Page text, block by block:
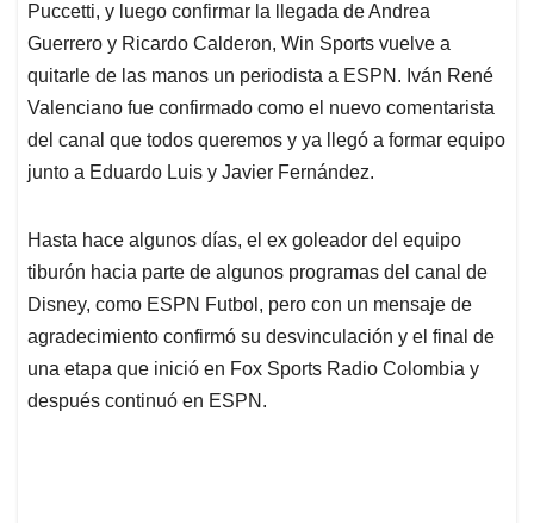
A
p
p
o
o
k
d
I
n
d
s
Puccetti, y luego confirmar la llegada de Andrea
Guerrero y Ricardo Calderon, Win Sports vuelve a
quitarle de las manos un periodista a ESPN. Iván René
Valenciano fue confirmado como el nuevo comentarista
del canal que todos queremos y ya llegó a formar equipo
junto a Eduardo Luis y Javier Fernández.
Hasta hace algunos días, el ex goleador del equipo
tiburón hacia parte de algunos programas del canal de
Disney, como ESPN Futbol, pero con un mensaje de
agradecimiento confirmó su desvinculación y el final de
una etapa que inició en Fox Sports Radio Colombia y
después continuó en ESPN.